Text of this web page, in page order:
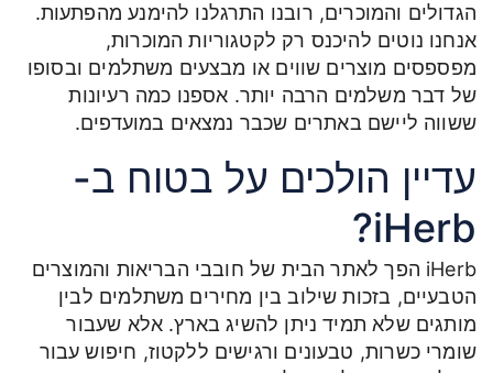
הגדולים והמוכרים, רובנו התרגלנו להימנע מהפתעות.
אנחנו נוטים להיכנס רק לקטגוריות המוכרות,
מפספסים מוצרים שווים או מבצעים משתלמים ובסופו
של דבר משלמים הרבה יותר. אספנו כמה רעיונות
ששווה ליישם באתרים שכבר נמצאים במועדפים.
עדיין הולכים על בטוח ב-
iHerb?
iHerb הפך לאתר הבית של חובבי הבריאות והמוצרים
הטבעיים, בזכות שילוב בין מחירים משתלמים לבין
מותגים שלא תמיד ניתן להשיג בארץ. אלא שעבור
שומרי כשרות, טבעונים ורגישים ללקטוז, חיפוש עבור